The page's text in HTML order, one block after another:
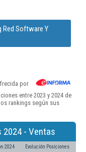
Red Software Y
por
entre 2023 y 2024 de
rankings según sus
2024 - Ventas
2024 Evolución Posiciones